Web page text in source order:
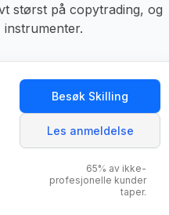
størst på copytrading, og
Besøk Skilling
Les anmeldelse
65% av ikke-
profesjonelle kunder
taper.